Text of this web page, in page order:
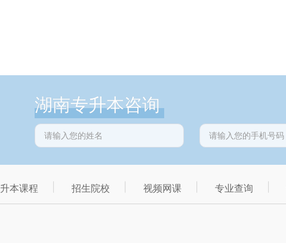
湖南专升本咨询
升本课程 招生院校 视频网课 专业查询